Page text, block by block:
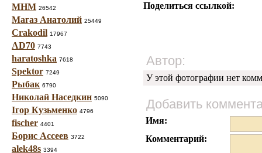
МНМ 26542
Магаз Анатолий 25449
Crakodil 17967
AD70 7743
haratoshka 7618
Spektor 7249
Рыбак 6790
Николай Наседкин 5090
Ігор Кузьменко 4796
fischer 4401
Борис Ассеев 3722
alek48s 3394
Поделиться ссылкой:
Автор:
У этой фотографии нет
Добавить
Имя:
Комментарий: